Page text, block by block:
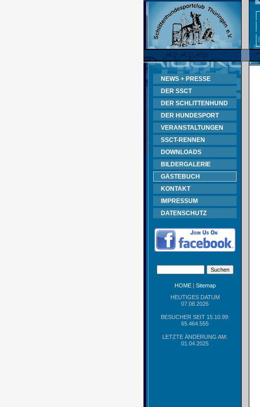
NEWS + PRESSE
DER SSCT
DER SCHLITTENHUND
DER HUNDESPORT
VERANSTALTUNGEN
SSCT-RENNEN
DOWNLOADS
BILDERGALERIE
GÄSTEBUCH
KONTAKT
IMPRESSUM
DATENSCHUTZ
HOME| Sitemap
HEUTIGES DATUM
07.08.2026
BESUCHER SEIT 15.10.99:
65.464.555
LETZTE ÄNDERUNG AM:
01.04.2025